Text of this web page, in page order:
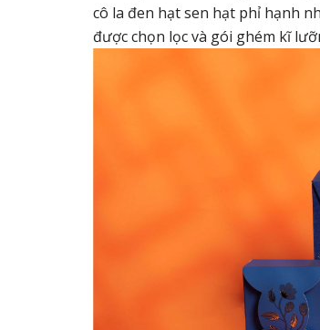
cô la đen hạt sen hạt phỉ hạnh
được chọn lọc và gói ghém kĩ